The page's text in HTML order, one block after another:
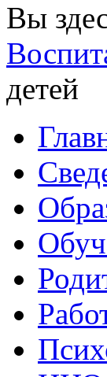
Вы
детей